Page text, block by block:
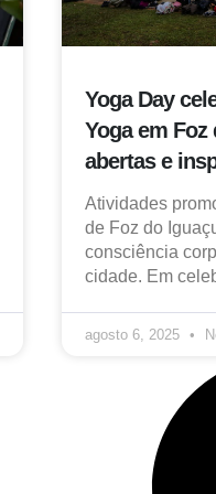
Yoga Day
Yoga em
abertas e
Atividades
de Foz do
consciência
cidade. Em
agosto 6, 2025